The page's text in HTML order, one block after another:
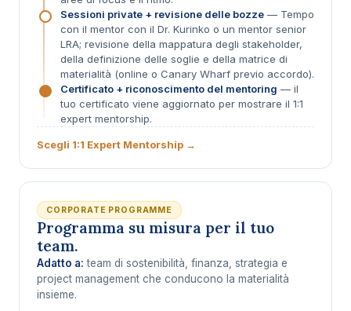
Sessioni private + revisione delle bozze — Tempo
con il mentor con il Dr. Kurinko o un mentor senior
LRA; revisione della mappatura degli stakeholder,
della definizione delle soglie e della matrice di
materialità (online o Canary Wharf previo accordo).
Certificato + riconoscimento del mentoring — il
tuo certificato viene aggiornato per mostrare il 1:1
expert mentorship.
Scegli 1:1 Expert Mentorship →
CORPORATE PROGRAMME
Programma su misura per il tuo
team.
Adatto a: team di sostenibilità, finanza, strategia e
project management che conducono la materialità
insieme.